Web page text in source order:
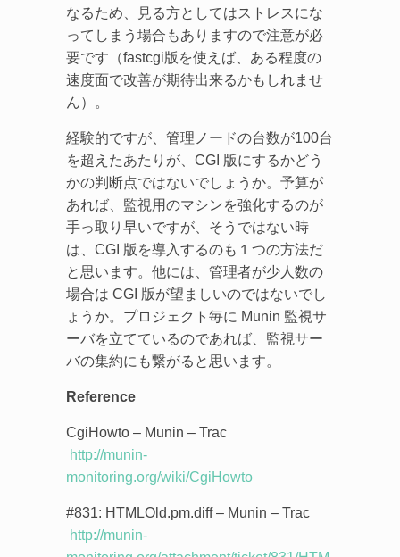
なるため、見る方としてはストレスにな
ってしまう場合もありますので注意が必
要です（fastcgi版を使えば、ある程度の
速度面で改善が期待出来るかもしれませ
ん）。
経験的ですが、管理ノードの台数が100台
を超えたあたりが、CGI 版にするかどう
かの判断点ではないでしょうか。予算が
あれば、監視用のマシンを強化するのが
手っ取り早いですが、そうではない時
は、CGI 版を導入するのも１つの方法だ
と思います。他には、管理者が少人数の
場合は CGI 版が望ましいのではないでし
ょうか。プロジェクト毎に Munin 監視サ
ーバを立てているのであれば、監視サー
バの集約にも繋がると思います。
Reference
CgiHowto – Munin – Trac
http://munin-
monitoring.org/wiki/CgiHowto
#831: HTMLOld.pm.diff – Munin – Trac
http://munin-